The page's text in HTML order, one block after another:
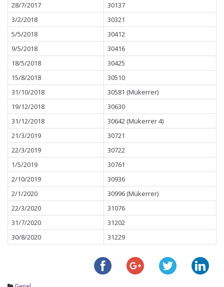
28/7/2017
30137
3/2/2018
30321
5/5/2018
30412
9/5/2018
30416
18/5/2018
30425
15/8/2018
30510
31/10/2018
30581 (Mükerrer)
19/12/2018
30630
31/12/2018
30642 (Mükerrer 4)
21/3/2019
30721
22/3/2019
30722
1/5/2019
30761
2/10/2019
30936
2/1/2020
30996 (Mükerrer)
22/3/2020
31076
31/7/2020
31202
30/8/2020
31229